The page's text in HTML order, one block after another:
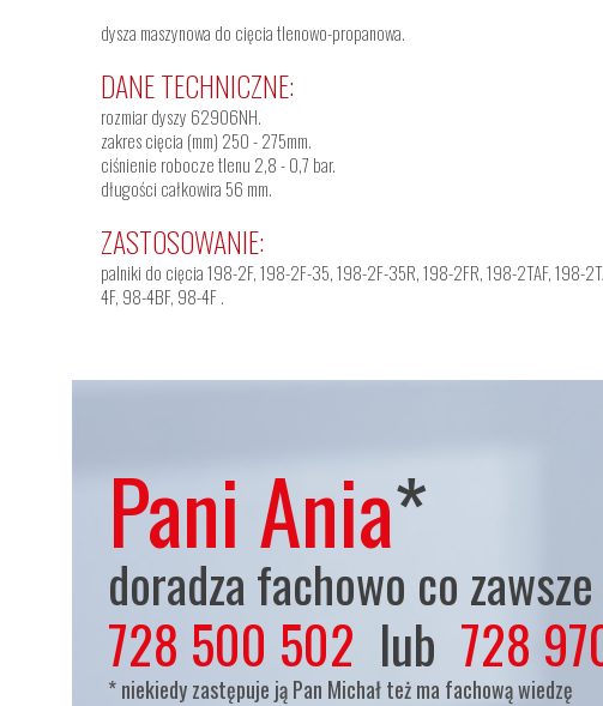
dysza maszynowa do cięcia tlenowo-propanowa.
DANE TECHNICZNE:
rozmiar dyszy 62906NH.
zakres cięcia (mm) 250 - 275mm.
ciśnienie robocze tlenu 2,8 - 0,7 bar.
długości całkowira 56 mm.
ZASTOSOWANIE:
palniki do cięcia 198-2F, 198-2F-35, 198-2F-35R, 198-2FR, 198-2TAF, 198-
4F, 98-4BF, 98-4F .
Pani Ania*
doradza fachowo co
728 500 502 lub 728
* niekiedy zastępuje ją Pan Michał też ma fachową wiedzę